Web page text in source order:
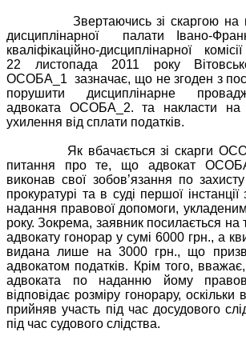
Звертаючись зі скаргою на
дисциплінарної
палати Івано-
кваліфікаційно-дисциплінарної
22 листопада 2011 року
ОСОБА_1
зазначає, що не згоден з
порушити дисциплінарне
адвоката ОСОБА_2. та накласти
ухилення від сплати податків.
Як вбачається зі скарги
питання про те, що адвокат
виконав свої зобов’язання по
прокуратурі та в суді першої
надання правової допомоги,
року. Зокрема, заявник посилається на
адвокату гонорар у сумі 6000 грн., а
видана лише на 3000 грн., що
адвокатом податків. Крім того,
адвоката по наданню йому
відповідає розміру гонорару,
прийняв участь під час досудового
під час судового слідства.